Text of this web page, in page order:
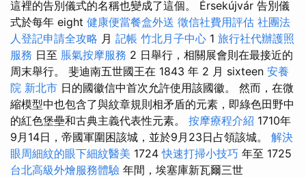
這裡的告別儀式的名稱也變成了這個。 Érsekújvár 告別儀
式於每年 eight 健康便當餐盒外送 徵信社費用評估 社團法
人登記申請全攻略 月 記帳 竹北月子中心 1 旅行社代辦護照
服務 日至 脹氣按摩服務 2 日舉行，相關展會則在最接近的
周末舉行。 斐迪南五世國王在 1843 年 2 月 sixteen 安養
院 新北市 日的國徽信中首次允許使用該國徽。 然而，在微
縮模型中也包含了與紋章規則相矛盾的元素，即綠色田野中
的紅色堡壘和古典主義代表性元素。 按摩療程介紹 1710年
9月14日，帝國軍圍困該城，並於9月23日占領該城。 解決
眼周細紋的眼下細紋醫美 1724快速打掃小技巧 年至 1725
台北高級外燴服務體驗 年間，埃塞庫新瓦爾三世